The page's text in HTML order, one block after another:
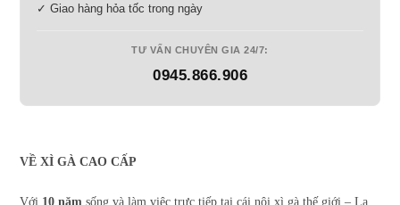
✓ Giao hàng hỏa tốc trong ngày
TƯ VẤN CHUYÊN GIA 24/7:
0945.866.906
VỀ XÌ GÀ CAO CẤP
Với 10 năm sống và làm việc trực tiếp tại cái nôi xì gà thế giới – La